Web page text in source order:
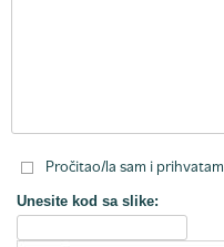
Pročitao/la sam i prihvatam
Unesite kod sa slike: